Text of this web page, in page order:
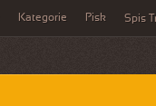
Kategorie Pisk Spis